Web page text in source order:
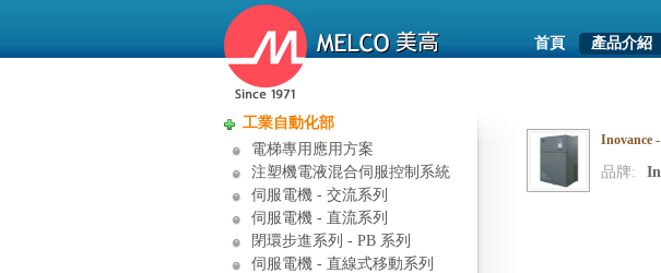
首頁 產品介紹
工業自動化部
電梯專用應用方案
注塑機電液混合伺服控制系統
伺服電機 - 交流系列
伺服電機 - 直流系列
閉環步進系列 - PB 系列
伺服電機 - 直線式移動系列
Inovance
品牌: